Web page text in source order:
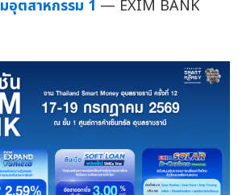
อุตสาหกรรม 1 — EXIM BANK